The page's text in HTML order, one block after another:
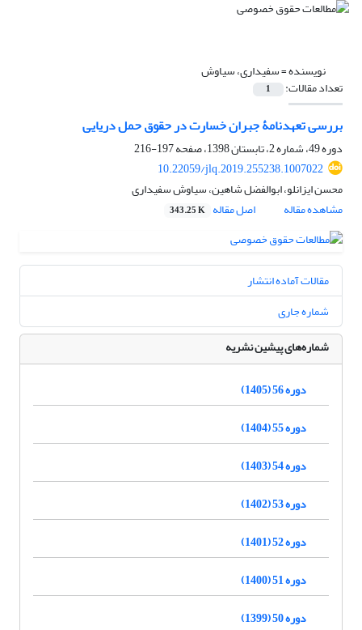
نویسنده =سفیداری، سیاوش
تعداد مقالات: 1
بررسی تعهدنامۀ جبران خسارت در حقوق حمل دریایی
دوره 49، شماره 2، تابستان 1398، صفحه
197-216
10.22059/jlq.2019.255238.1007022
محسن ایزانلو، ابوالفضل شاهین، سیاوش سفیداری
مشاهده مقاله
اصل مقاله 343.25 K
مقالات آماده انتشار
شماره جاری
شماره‌های پیشین نشریه
دوره 56 (1405)
دوره 55 (1404)
دوره 54 (1403)
دوره 53 (1402)
دوره 52 (1401)
دوره 51 (1400)
دوره 50 (1399)